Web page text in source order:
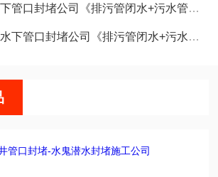
管口封堵公司《排污管闭水+污水管封堵》
管口封堵公司《排污管闭水+污水管封堵》